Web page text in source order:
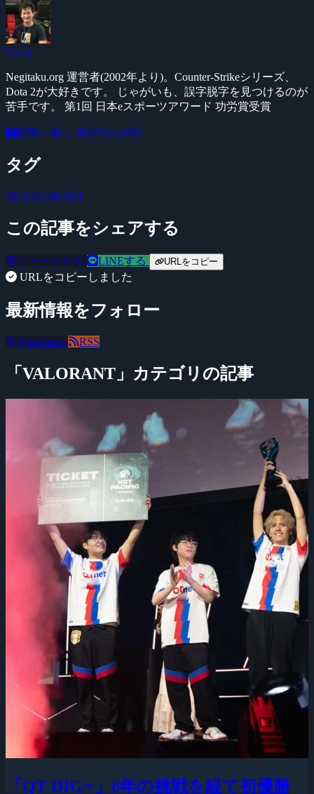
Yossy
Negitaku.org 運営者(2002年より)。Counter-Strikeシリーズ、
Dota 2が大好きです。 じゃがいも、誤字脱字を見つけるのが
苦手です。 第1回 日本eスポーツアワード 功労賞受賞
記事一覧へ @YossyFPS
タグ
B8 VALORANT
この記事をシェアする
ツイートする LINEする URLをコピー
URLをコピーしました
最新情報をフォロー
@negitaku RSS
「VALORANT」カテゴリの記事
「QT DIG∞」6年の挑戦を経て初優勝